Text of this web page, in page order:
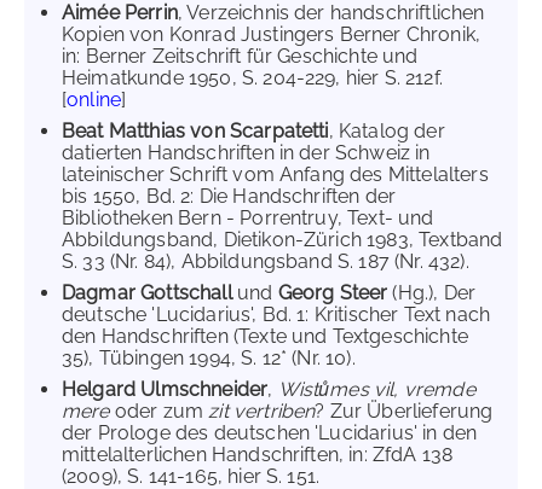
Aimée Perrin, Verzeichnis der handschriftlichen
Kopien von Konrad Justingers Berner Chronik,
in: Berner Zeitschrift für Geschichte und
Heimatkunde 1950, S. 204-229, hier S. 212f.
[online]
Beat Matthias von Scarpatetti, Katalog der
datierten Handschriften in der Schweiz in
lateinischer Schrift vom Anfang des Mittelalters
bis 1550, Bd. 2: Die Handschriften der
Bibliotheken Bern - Porrentruy, Text- und
Abbildungsband, Dietikon-Zürich 1983, Textband
S. 33 (Nr. 84), Abbildungsband S. 187 (Nr. 432).
Dagmar Gottschallund Georg Steer(Hg.), Der
deutsche 'Lucidarius', Bd. 1: Kritischer Text nach
den Handschriften (Texte und Textgeschichte
35), Tübingen 1994, S. 12* (Nr. 10).
Helgard Ulmschneider, Wistůmes vil, vremde
mereoder zumzit vertriben? Zur Überlieferung
der Prologe des deutschen 'Lucidarius' in den
mittelalterlichen Handschriften, in: ZfdA 138
(2009), S. 141-165, hier S. 151.